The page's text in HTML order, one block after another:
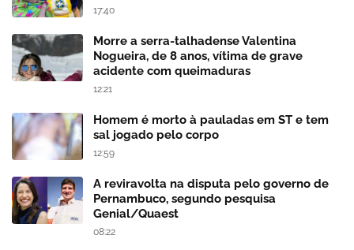
17:40
Morre a serra-talhadense Valentina
Nogueira, de 8 anos, vítima de grave
acidente com queimaduras
12:21
Homem é morto à pauladas em ST e tem
sal jogado pelo corpo
12:59
A reviravolta na disputa pelo governo de
Pernambuco, segundo pesquisa
Genial/Quaest
08:22